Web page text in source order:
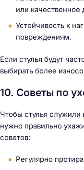
или качественное
Устойчивость к
повреждениям.
Если стулья будут
выбирать более
10. Советы по
Чтобы стулья
нужно правильно
советов:
Регулярно